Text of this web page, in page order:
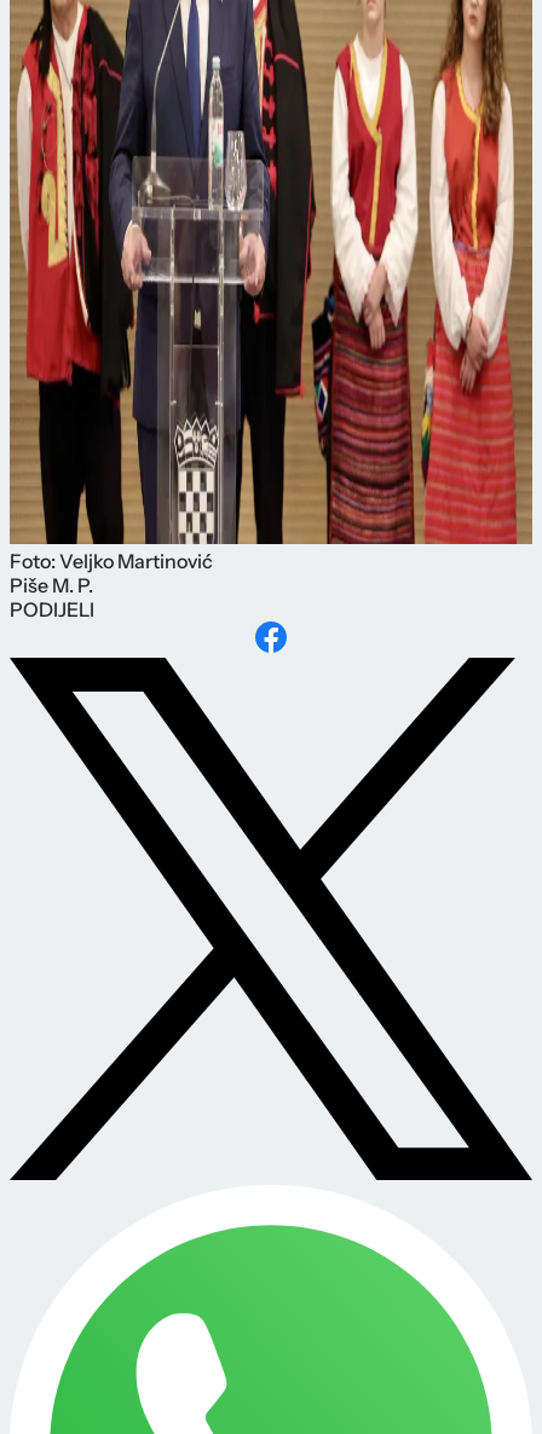
Foto: Veljko Martinović
Piše M. P.
PODIJELI